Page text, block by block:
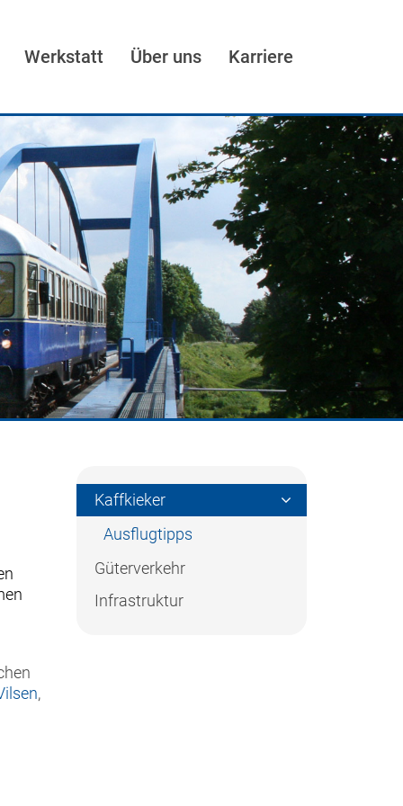
Werkstatt Über uns Karriere
,
Kaffkieker
Ausflugtipps
Güterverkehr
Infrastruktur